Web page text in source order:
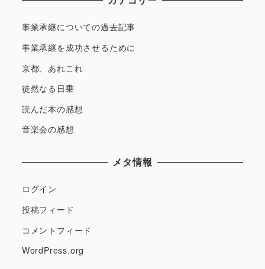
事業承継についての過去記事
事業承継を成功させるために
京都、あれこれ
徒然なる日乗
読んだ本の感想
音楽会の感想
メタ情報
ログイン
投稿フィード
コメントフィード
WordPress.org